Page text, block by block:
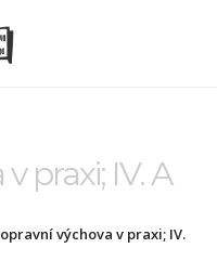
praxi; IV. A
výchova v praxi; IV.